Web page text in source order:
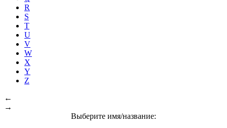
R
S
T
U
V
W
X
Y
Z
←
→
Выберите имя/название: